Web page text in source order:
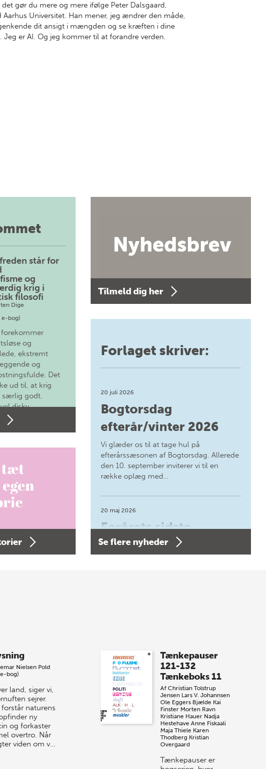
gør du mere og mere ifølge Peter Dalsgaard,
Universitet. Han mener, jeg ændrer den måde,
dit ansigt i mængden og se kræften i dine
er AI. Og jeg kommer til at forandre verden.
står for
og
krig i
filosofi
Dige
e-bog)
forekommer
og
ekstremt
og
Det
ud til, at krig
særlig godt.
diskv…
Tilmeld dig her
Forlaget skriver:
20 juli 2026
Bogtorsdag
efterår/vinter 2026
Vi glæder os til at tage hul på
efterårssæsonen af Bogtorsdag. Allerede
den 10. september inviterer vi til en
række oplæg med…
20 maj 2026
Forårets sidste
Bogtorsdag 11. juni
sommer-lagersalg!
Vi gentager succesen og inviterer igen i
år til vores store sommer-lagersalg,
så sæt kryds i kalenderen onsdag den
10. j…
Se flere nyheder
Nielsen Pold
bog)
land, siger vi,
sejrer.
forstår naturens
ny
og forkaster
overtro. Når
viden om v…
Tænkepauser
121-132
Tænkeboks 11
AfChristian Tolstrup
Jensen Lars V. Johannsen
Ole Eggers Bjælde Kai
Finster Morten Ravn
Kristiane Hauer Nadja
Hestehave Anne Fiskaali
Maja Thiele Karen
Thodberg Kristian
Overgaard
Tænkepauser er